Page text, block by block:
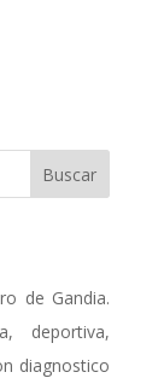
de Gandia.
deportiva,
diagnostico